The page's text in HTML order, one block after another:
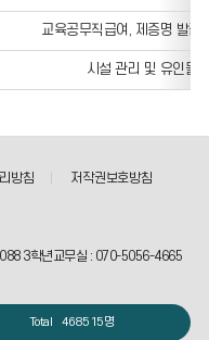
교육공무직급여, 제증명 발급
시설 관리 및 유인물
방침 저작권보호방침
3학년교무실 : 070-5056-4665
Total 468515명